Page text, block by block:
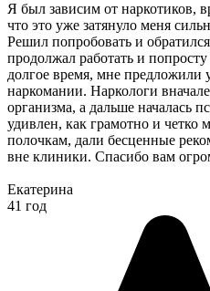
Я был зависим от наркотиков,
что это уже затянуло меня
Решил попробовать и
продолжал работать и
долгое время, мне предложили
наркомании. Наркологи
организма, а дальше началась
удивлен, как грамотно и четко
полочкам, дали бесценные
вне клиники. Спасибо вам
Екатерина
41 год